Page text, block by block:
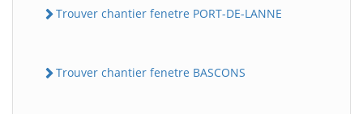
Trouver chantier fenetre PORT-DE-LANNE
Trouver chantier fenetre BASCONS